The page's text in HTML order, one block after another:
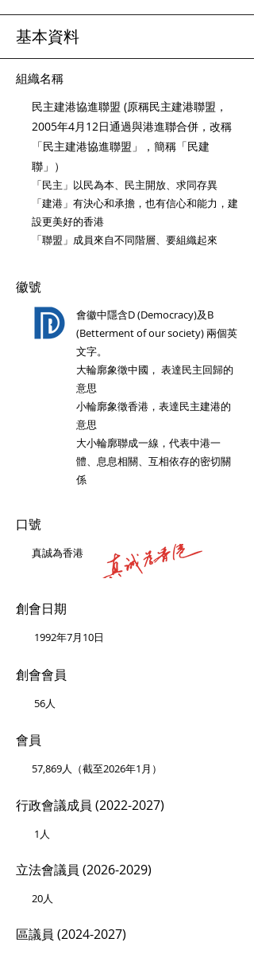
基本資料
組織名稱
民主建港協進聯盟 (原稱民主建港聯盟，
2005年4月12日通過與港進聯合併，改稱
「民主建港協進聯盟」，簡稱「民建
聯」）
「民主」以民為本、民主開放、求同存異
「建港」有決心和承擔，也有信心和能力，建
設更美好的香港
「聯盟」成員來自不同階層、要組織起來
徽號
會徽中隱含D (Democracy)及B
(Betterment of our society) 兩個英
文字。
大輪廓象徵中國， 表達民主回歸的
意思
小輪廓象徵香港，表達民主建港的
意思
大小輪廓聯成一線，代表中港一
體、息息相關、互相依存的密切關
係
口號
真誠為香港
創會日期
1992年7月10日
創會會員
56人
會員
57,869人（截至2026年1月）
行政會議成員 (2022-2027)
1 人
立法會議員 (2026-2029)
20人
區議員 (2024-2027)